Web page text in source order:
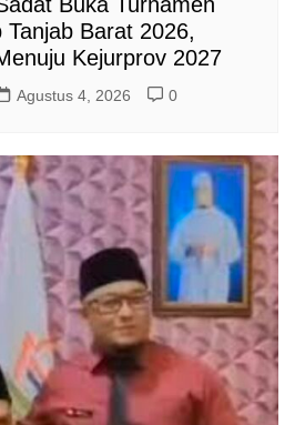
Buka Turnamen
Tanjab Barat 2026,
Kejurprov 2027
Agustus 4, 2026 0